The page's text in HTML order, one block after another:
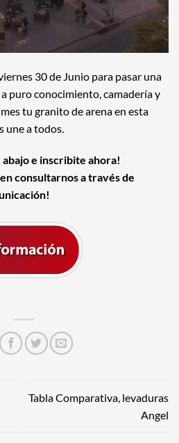
30 de Junio para pasar una
puro conocimiento, camadería y
tu granito de arena en esta
une a todos.
e inscribite ahora!
consultarnos a través de
Tabla Comparativa, levaduras
Angel